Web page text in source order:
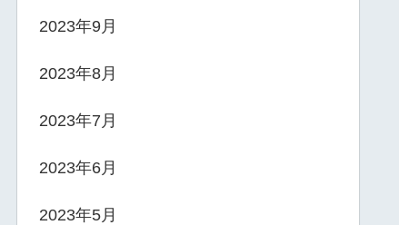
2023年9月
2023年8月
2023年7月
2023年6月
2023年5月